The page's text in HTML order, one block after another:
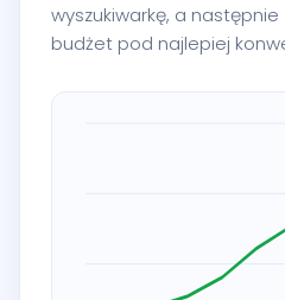
wyszukiwarkę, a
budżet pod najlepiej